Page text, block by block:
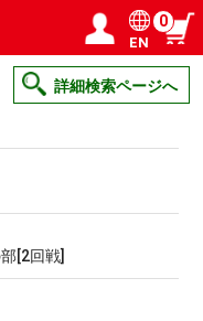
登録
EN
0
詳細検索ページへ
[2回戦]